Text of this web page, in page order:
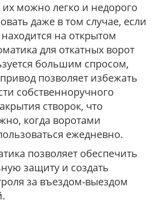
их можно легко и недорого
даже в том случае, если
на открытом
для откатных ворот
большим спросом,
позволяет избежать
собственноручного
створок, что
когда воротами
ежедневно.
позволяет обеспечить
защиту и создать
за въездом-выездом